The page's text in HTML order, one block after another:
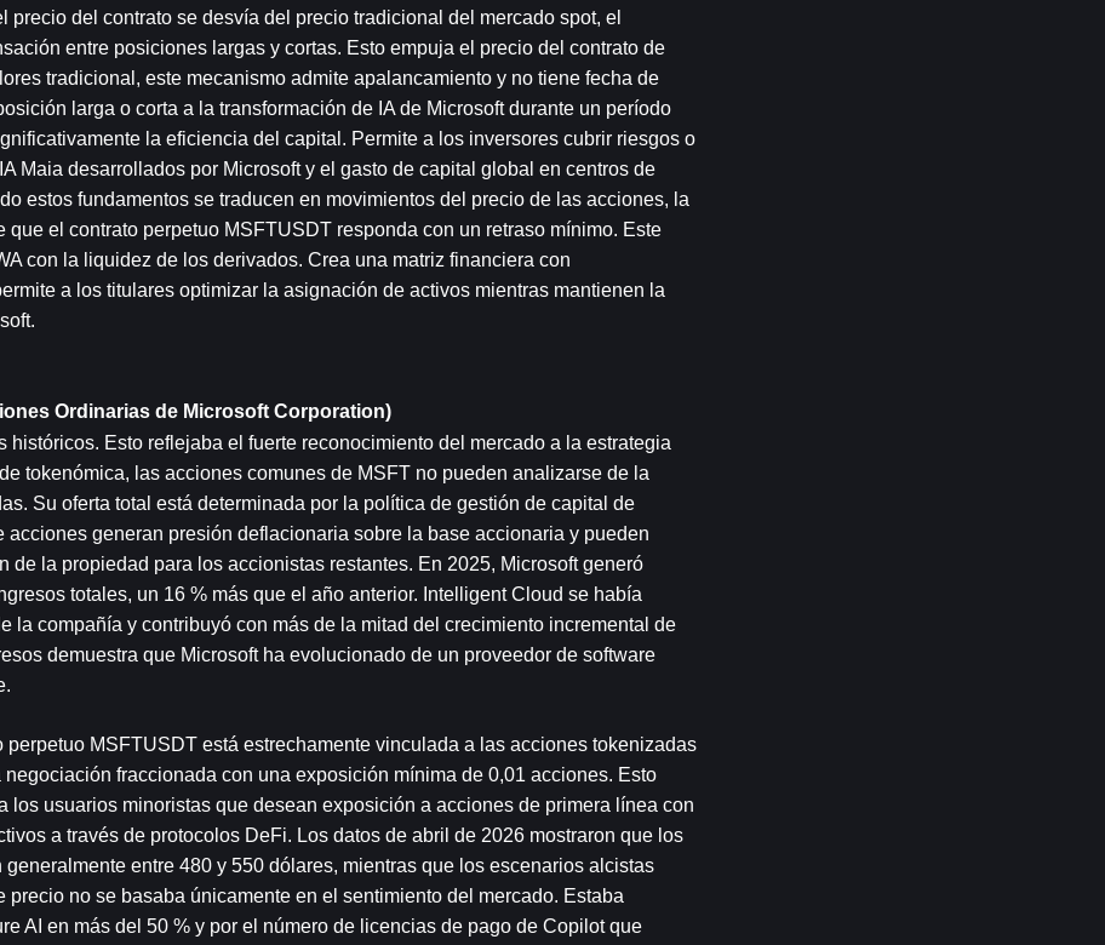
del contrato se desvía del precio tradicional del mercado spot, el
entre posiciones largas y cortas. Esto empuja el precio del contrato de
tradicional, este mecanismo admite apalancamiento y no tiene fecha de
larga o corta a la transformación de IA de Microsoft durante un período
la eficiencia del capital. Permite a los inversores cubrir riesgos o
Maia desarrollados por Microsoft y el gasto de capital global en centros de
estos fundamentos se traducen en movimientos del precio de las acciones, la
el contrato perpetuo MSFTUSDT responda con un retraso mínimo. Este
con la liquidez de los derivados. Crea una matriz financiera con
a los titulares optimizar la asignación de activos mientras mantienen la
Ordinarias de Microsoft Corporation)
Esto reflejaba el fuerte reconocimiento del mercado a la estrategia
tokenómica, las acciones comunes de MSFT no pueden analizarse de la
Su oferta total está determinada por la política de gestión de capital de
acciones generan presión deflacionaria sobre la base accionaria y pueden
la propiedad para los accionistas restantes. En 2025, Microsoft generó
totales, un 16 % más que el año anterior. Intelligent Cloud se había
la compañía y contribuyó con más de la mitad del crecimiento incremental de
demuestra que Microsoft ha evolucionado de un proveedor de software
MSFTUSDT está estrechamente vinculada a las acciones tokenizadas
fraccionada con una exposición mínima de 0,01 acciones. Esto
los usuarios minoristas que desean exposición a acciones de primera línea con
a través de protocolos DeFi. Los datos de abril de 2026 mostraron que los
entre 480 y 550 dólares, mientras que los escenarios alcistas
precio no se basaba únicamente en el sentimiento del mercado. Estaba
AI en más del 50 % y por el número de licencias de pago de Copilot que